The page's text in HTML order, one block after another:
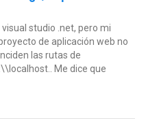
studio .net, pero mi
de aplicación web no
las rutas de
Me dice que